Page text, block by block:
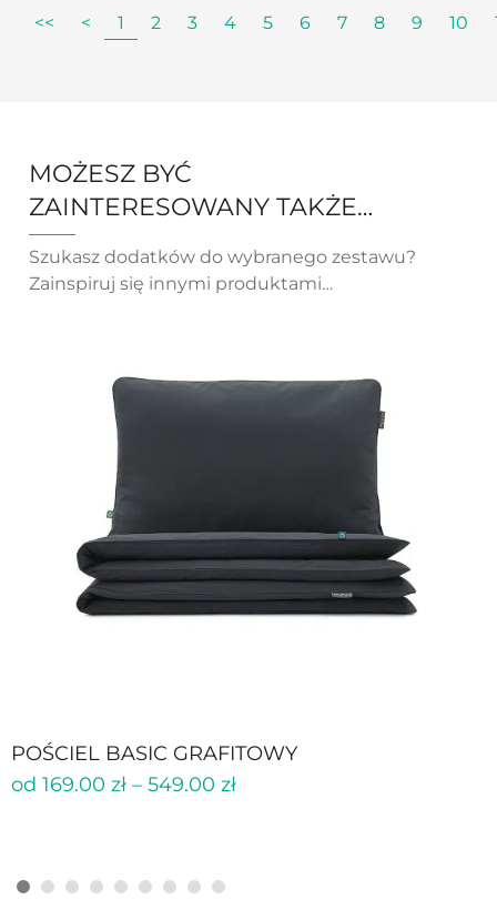
<< < 1 2 3 4 5 6 7 8 9 10
MOŻESZ BYĆ
ZAINTERESOWANY TAKŻE…
Szukasz dodatków do wybranego zestawu?
Zainspiruj się innymi produktami…
POŚCIEL BASIC GRAFITOWY
od 169.00 zł – 549.00 zł